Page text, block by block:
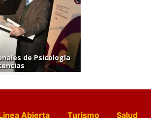
de Psicología
Abierta Turismo Salud